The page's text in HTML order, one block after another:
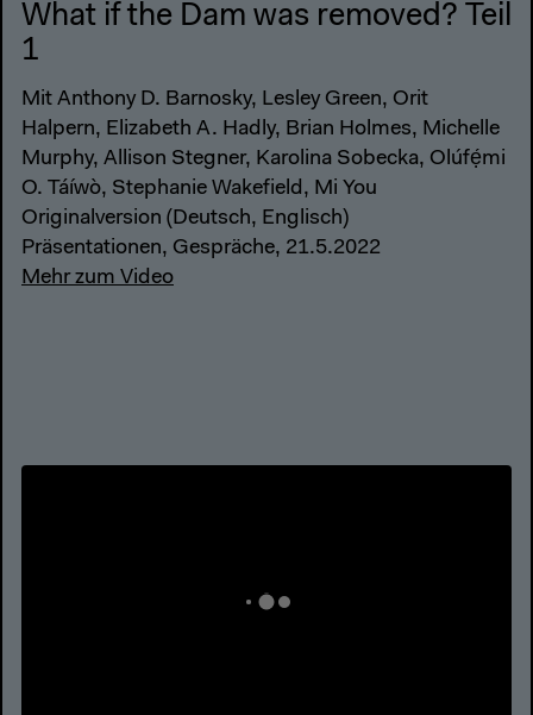
What if the Dam was removed? Teil
1
Mit Anthony D. Barnosky, Lesley Green, Orit
Halpern, Elizabeth A. Hadly, Brian Holmes, Michelle
Murphy, Allison Stegner, Karolina Sobecka, Olúfẹ́mi
O. Táíwò, Stephanie Wakefield, Mi You
Originalversion (Deutsch, Englisch)
Präsentationen, Gespräche, 21.5.2022
Mehr zum Video